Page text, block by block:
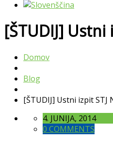
[ŠTUDIJ] Ustni
Domov
Blog
[ŠTUDIJ] Ustni izpit STJ
4. JUNIJA, 2014
0 COMMENTS